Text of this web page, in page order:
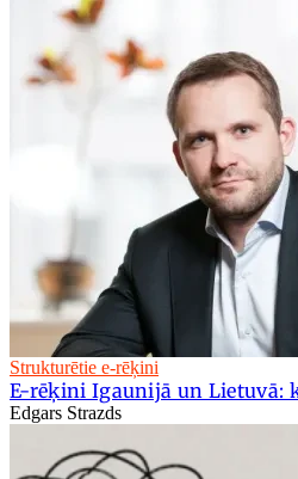
Strukturētie e-rēķini
E-rēķini Igaunijā un Lietuvā:
Edgars Strazds